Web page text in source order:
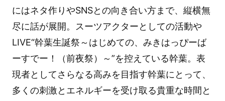
にはネタ作りやSNSとの向き合い方まで、縦横無
尽に話が展開。スーツアクターとしての活動や
LIVE“幹葉生誕祭～はじめての、みきはっぴーば
ーすでー！（前夜祭）～”を控えている幹葉。表
現者としてさらなる高みを目指す幹葉にとって、
多くの刺激とエネルギーを受け取る貴重な時間と